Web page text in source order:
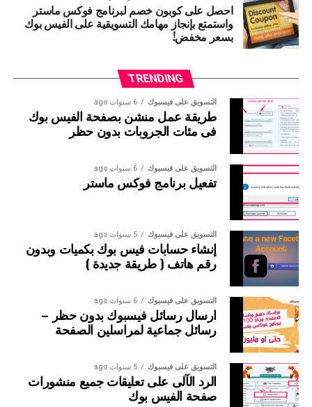
ونضغط save
احصل على كوبون خصم لبرنامج فوكس ماستر
واستمتع بإنجاز مهامك التسويقية على الفيس بوك
بسعر مخفض!
TRENDING
التسويق على فيسبوك 6 سنوات ago
طريقة عمل منشن بصفحة الفيس بوك
فى مئات الجروبات بدون حظر
التسويق على فيسبوك 6 سنوات ago
تفعيل برنامج فوكس ماستر
التسويق على فيسبوك 5 سنوات ago
إنشاء حسابات فيس بوك بكميات وبدون
رقم هاتف ( طريقة جديدة )
التسويق على فيسبوك 6 سنوات ago
ارسال رسائل فيسبوك بدون حظر –
رسائل جماعية لمراسلين الصفحة
التسويق على فيسبوك 5 سنوات ago
الرد الآلى على تعليقات جميع منشورات
صفحة الفيس بوك